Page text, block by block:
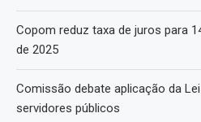
Copom reduz taxa de juros para
de 2025
Comissão debate aplicação da
servidores públicos